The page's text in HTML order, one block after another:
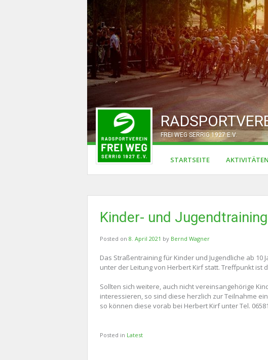
FREI WEG SERRIG 1927 E.V.
STARTSEITE AKTIVITÄTEN
Kinder- und
Posted on 8. April 2021 by Bernd Wagner
Das Straßentraining für Kinder und Jugendliche ab 10
unter der Leitung von Herbert Kirf statt. Treffpunkt ist
Sollten sich weitere, auch nicht vereinsangehörige
interessieren, so sind diese herzlich zur Teilnahme
so können diese vorab bei Herbert Kirf unter Tel.
Posted in Latest